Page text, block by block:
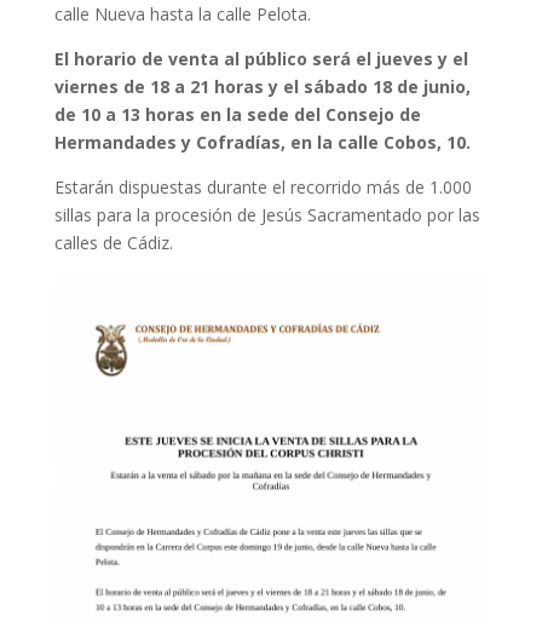
calle Nueva hasta la calle Pelota.
El horario de venta al público será el jueves y el
viernes de 18 a 21 horas y el sábado 18 de junio,
de 10 a 13 horas en la sede del Consejo de
Hermandades y Cofradías, en la calle Cobos, 10.
Estarán dispuestas durante el recorrido más de 1.000
sillas para la procesión de Jesús Sacramentado por las
calles de Cádiz.